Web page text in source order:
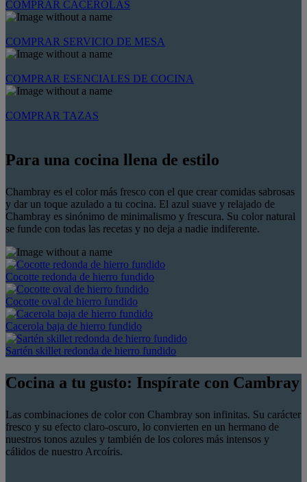
COMPRAR CACEROLAS
COMPRAR SERVICIO DE MESA
COMPRAR ESENCIALES DE COCINA
COMPRAR TAZAS
Para una cocina llena de estilo
Chambray es el color más fresco con el que crear comidas sabrosas
y dar un toque azulado a tu cocina. El azul suave y relajado de
Chambray es sinónimo de minimalismo y frescura. Su color natural
se funde con todas las recetas y no deja a nadie indiferente.
Cocotte redonda de hierro fundido
Cocotte oval de hierro fundido
Cacerola baja de hierro fundido
Sartén skillet redonda de hierro fundido
Cocina a tu gusto: Inspírate con Cambray
Las combinaciones de color con Chambray son infinitas. Su carácter
fresco y su efecto claro-oscuro, lo convierten en un hermano de
nuestros tonos azules y también de los colores más intensos y
cálidos de nuestro Arcoíris.